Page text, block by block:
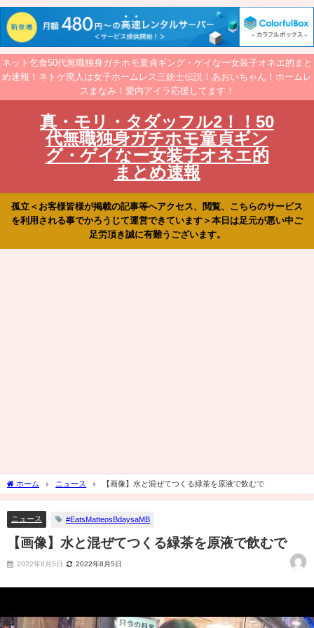
ネット乞食50代無職独身ガチホモ童貞ギング・ゲイなー女装子オネエ的まと
め速報！ネトゲ廃人は女子ホームレス三銃士伝説！あおいちゃん！ホームレ
スまなみ！愛内アイラ応援してます！
真・モリ・タダッフル2！！50
代無職独身ガチホモ童貞ギン
グ・ゲイなー女装子オネエ的
まとめ速報
孤立＜お客様皆様が掲載の記事等へアクセス、閲覧、こちらのサービス
を利用される事でかろうじて運営できています＞本日は足元が悪い中ご
足労頂き誠に有難うございます。
ホーム ニュース 【画像】水と混ぜてつくる緑茶を原液で飲むで
ニュース #EatsMatteosBdaysaMB
【画像】水と混ぜてつくる緑茶を原液で飲むで
2022年8月5日 2022年8月5日